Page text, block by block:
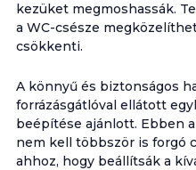
kezüket megmoshassák.
a WC-csésze
csökkenti.
A könnyű és biztonságos
forrázásgátlóval ellátott
beépítése ajánlott. Ebben
nem kell többször is forgó
ahhoz, hogy beállítsák a